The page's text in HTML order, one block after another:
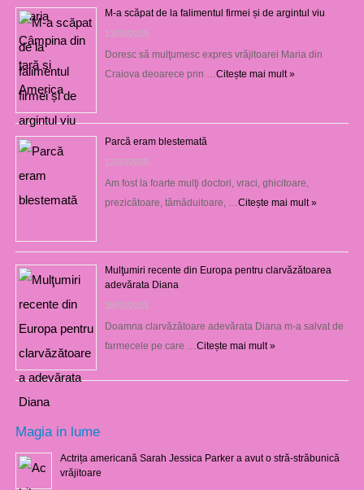
M-a scăpat de la falimentul firmei și de argintul viu
13/03/2025
Doresc să mulţumesc expres vrăjitoarei Maria din
Craiova deoarece prin … Citește mai mult »
Parcă eram blestemată
12/03/2025
Am fost la foarte mulţi doctori, vraci, ghicitoare,
prezicătoare, tămăduitoare, … Citește mai mult »
Mulţumiri recente din Europa pentru clarvăzătoarea
adevărata Diana
29/01/2021
Doamna clarvăzătoare adevărata Diana m-a salvat de
farmecele pe care … Citește mai mult »
Magia in lume
Actrița americană Sarah Jessica Parker a avut o stră-străbunică
vrăjitoare